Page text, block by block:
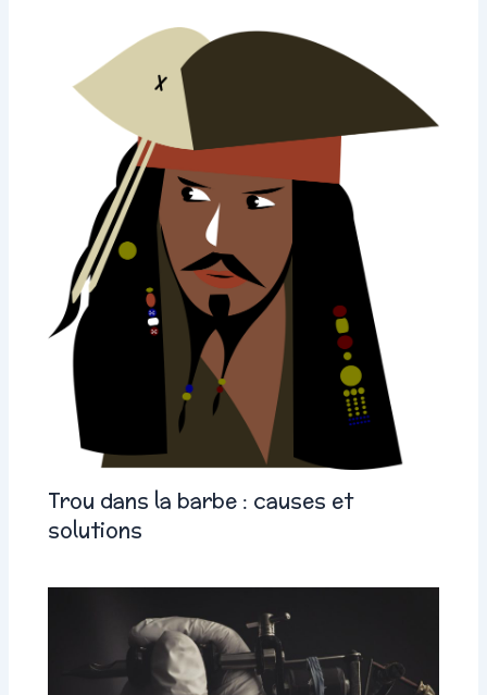
Trou dans la barbe : causes et
solutions